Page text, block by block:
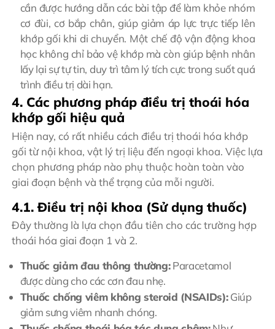
cần được hướng dẫn các bài tập để làm khỏe nhóm
cơ đùi, cơ bắp chân, giúp giảm áp lực trực tiếp lên
khớp gối khi di chuyển. Một chế độ vận động khoa
học không chỉ bảo vệ khớp mà còn giúp bệnh nhân
lấy lại sự tự tin, duy trì tâm lý tích cực trong suốt quá
trình điều trị dài hạn.
4. Các phương pháp điều trị thoái hóa
khớp gối hiệu quả
Hiện nay, có rất nhiều cách điều trị thoái hóa khớp
gối từ nội khoa, vật lý trị liệu đến ngoại khoa. Việc lựa
chọn phương pháp nào phụ thuộc hoàn toàn vào
giai đoạn bệnh và thể trạng của mỗi người.
4.1. Điều trị nội khoa (Sử dụng thuốc)
Đây thường là lựa chọn đầu tiên cho các trường hợp
thoái hóa giai đoạn 1 và 2.
Thuốc giảm đau thông thường:Paracetamol
được dùng cho các cơn đau nhẹ.
Thuốc chống viêm không steroid (NSAIDs):Giúp
giảm sưng viêm nhanh chóng.